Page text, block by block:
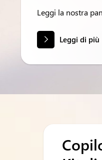
Leggi la nostra
Leggi di più